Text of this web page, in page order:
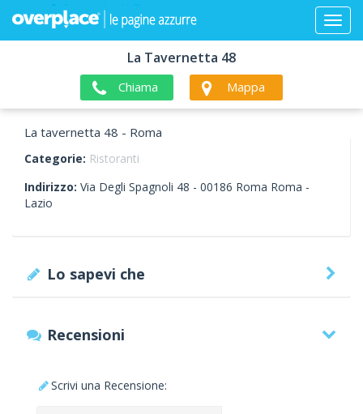
La Tavernetta 48
Chiama Mappa
La tavernetta 48 - Roma
Categorie: Ristoranti
Indirizzo: Via Degli Spagnoli 48 - 00186 Roma Roma -
Lazio
Lo sapevi che
Recensioni
Scrivi una Recensione: